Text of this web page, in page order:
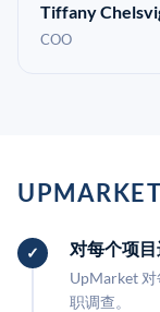
Tiffany
COO
对每个项
UpMarket
职调查。